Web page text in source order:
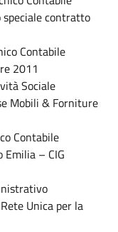
contratto
Contabile
2011
Sociale
Mobili & Forniture
Contabile
– CIG
Unica per la